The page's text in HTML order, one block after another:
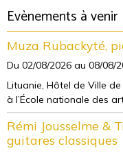
Evènements à venir
Muza Rubackyté,
Du 02/08/2026 au 08/08/
Lituanie, Hôtel de Ville
à l’École nationale des
Rémi Jousselme &
guitares classiques